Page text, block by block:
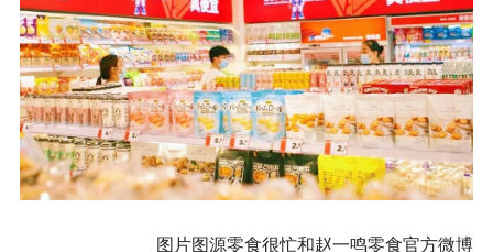
图片图源零食很忙和赵一鸣零食官方微博